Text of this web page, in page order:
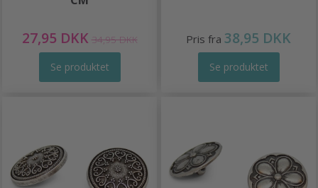
27,95 DKK 34,95 DKK
Se produktet
Pris fra 38,95 DKK
Se produktet